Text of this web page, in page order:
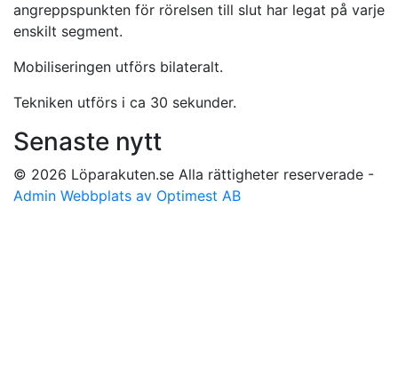
angreppspunkten för rörelsen till slut har legat på varje
enskilt segment.
Mobiliseringen utförs bilateralt.
Tekniken utförs i ca 30 sekunder.
Senaste nytt
© 2026 Löparakuten.se Alla rättigheter reserverade -
Admin Webbplats av Optimest AB